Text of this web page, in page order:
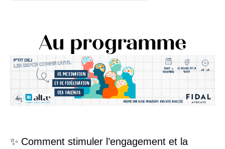
Au programme
✨ Comment stimuler l’engagement et la